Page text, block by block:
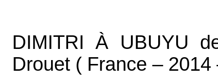
DIMITRI À UBUYU
Drouet ( France – 2014